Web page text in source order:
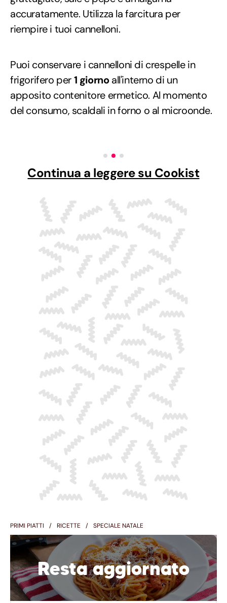
accuratamente. Utilizza la farcitura per
riempire i tuoi cannelloni.
Puoi conservare i cannelloni di crespelle in
frigorifero per1 giornoall'interno di un
apposito contenitore ermetico. Al momento
del consumo, scaldali in forno o al microonde.
Continua a leggere su Cookist
PRIMI PIATTI RICETTE SPECIALE NATALE
Resta aggiornato